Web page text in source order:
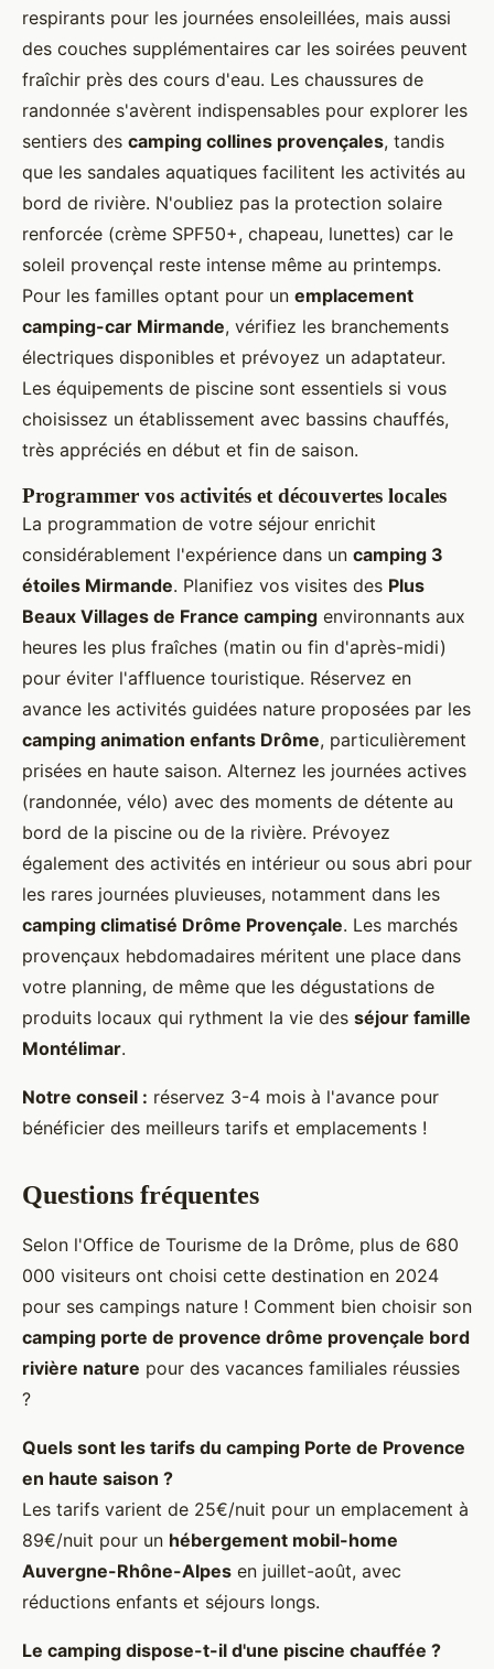
respirants pour les journées ensoleillées, mais aussi
des couches supplémentaires car les soirées peuvent
fraîchir près des cours d'eau. Les chaussures de
randonnée s'avèrent indispensables pour explorer les
sentiers des camping collines provençales, tandis
que les sandales aquatiques facilitent les activités au
bord de rivière. N'oubliez pas la protection solaire
renforcée (crème SPF50+, chapeau, lunettes) car le
soleil provençal reste intense même au printemps.
Pour les familles optant pour un emplacement
camping-car Mirmande, vérifiez les branchements
électriques disponibles et prévoyez un adaptateur.
Les équipements de piscine sont essentiels si vous
choisissez un établissement avec bassins chauffés,
très appréciés en début et fin de saison.
Programmer vos activités et découvertes locales
La programmation de votre séjour enrichit
considérablement l'expérience dans un camping 3
étoiles Mirmande. Planifiez vos visites des Plus
Beaux Villages de France camping environnants aux
heures les plus fraîches (matin ou fin d'après-midi)
pour éviter l'affluence touristique. Réservez en
avance les activités guidées nature proposées par les
camping animation enfants Drôme, particulièrement
prisées en haute saison. Alternez les journées actives
(randonnée, vélo) avec des moments de détente au
bord de la piscine ou de la rivière. Prévoyez
également des activités en intérieur ou sous abri pour
les rares journées pluvieuses, notamment dans les
camping climatisé Drôme Provençale. Les marchés
provençaux hebdomadaires méritent une place dans
votre planning, de même que les dégustations de
produits locaux qui rythment la vie des séjour famille
Montélimar.
Notre conseil : réservez 3-4 mois à l'avance pour
bénéficier des meilleurs tarifs et emplacements !
Questions fréquentes
Selon l'Office de Tourisme de la Drôme, plus de 680
000 visiteurs ont choisi cette destination en 2024
pour ses campings nature ! Comment bien choisir son
camping porte de provence drôme provençale bord
rivière nature pour des vacances familiales réussies
?
Quels sont les tarifs du camping Porte de Provence
en haute saison ?
Les tarifs varient de 25€/nuit pour un emplacement à
89€/nuit pour un hébergement mobil-home
Auvergne-Rhône-Alpes en juillet-août, avec
réductions enfants et séjours longs.
Le camping dispose-t-il d'une piscine chauffée ?